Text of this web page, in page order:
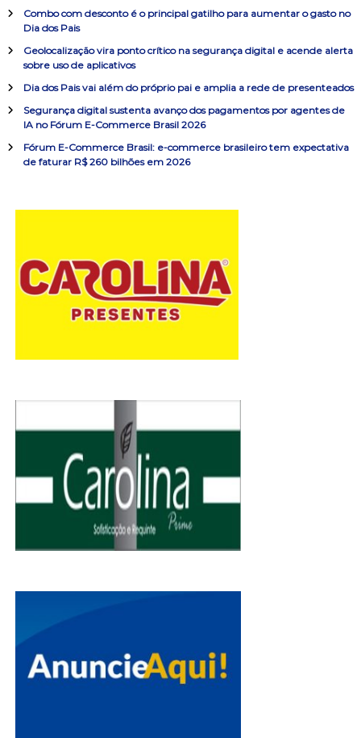
o
d
P
s
r
o
r
r
Combo com desconto é o principal gatilho para aumentar o gasto no
Dia dos Pais
Geolocalização vira ponto crítico na segurança digital e acende alerta
sobre uso de aplicativos
Dia dos Pais vai além do próprio pai e amplia a rede de presenteados
Segurança digital sustenta avanço dos pagamentos por agentes de
IA no Fórum E-Commerce Brasil 2026
Fórum E-Commerce Brasil: e-commerce brasileiro tem expectativa
de faturar R$ 260 bilhões em 2026